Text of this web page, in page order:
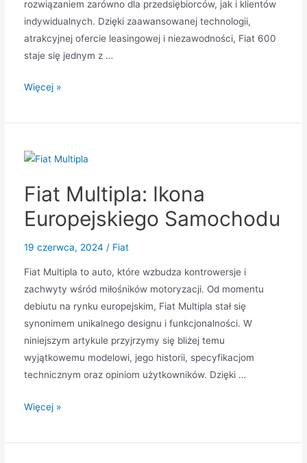
rozwiązaniem zarówno dla przedsiębiorców, jak i klientów
indywidualnych. Dzięki zaawansowanej technologii,
atrakcyjnej ofercie leasingowej i niezawodności, Fiat 600
staje się jednym z …
Nowy
600:
Model
Świecie
Więcej »
Fiat Multipla: Ikona
Europejskiego Samochodu
19 czerwca, 2024 / Fiat
Fiat Multipla to auto, które wzbudza kontrowersje i
zachwyty wśród miłośników motoryzacji. Od momentu
debiutu na rynku europejskim, Fiat Multipla stał się
synonimem unikalnego designu i funkcjonalności. W
niniejszym artykule przyjrzymy się bliżej temu
wyjątkowemu modelowi, jego historii, specyfikacjom
technicznym oraz opiniom użytkowników. Dzięki …
Fiat
Ikona
Więcej »